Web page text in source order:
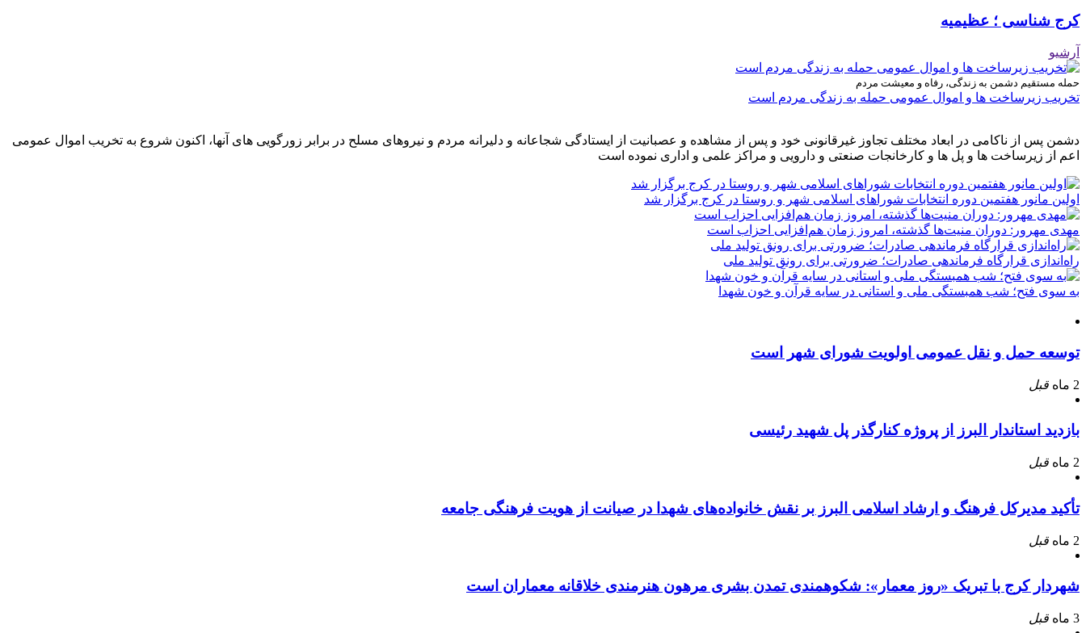
کرج شناسی ؛ عظیمیه
آرشیو
حمله مستقیم دشمن به زندگی، رفاه و معیشت مردم
تخریب زیرساخت ها و اموال عمومی حمله به زندگی مردم است
دشمن پس از ناکامی در ابعاد مختلف تجاوز غیرقانونی خود و پس از مشاهده و عصبانیت از ایستادگی شجاعانه و دلیرانه مردم و نیروهای مسلح در برابر زورگویی های آنها، اکنون شروع به تخریب اموال عمومی
اعم از زیرساخت ها و پل ها و کارخانجات صنعتی و دارویی و مراکز علمی و اداری نموده است
اولین مانور هفتمین دوره انتخابات شوراهای اسلامی شهر و روستا در کرج برگزار شد
مهدی مهرور: دوران منیت‌ها گذشته، امروز زمان هم‌افزایی احزاب است
راه‌اندازی قرارگاه فرماندهی صادرات؛ ضرورتی برای رونق تولید ملی
به سوی فتح؛ شب همبستگی ملی و استانی در سایه قرآن و خون شهدا
توسعه حمل و نقل عمومی اولویت شورای شهر است
2 ماه قبل
بازدید استاندار البرز از پروژه کنارگذر پل شهید رئیسی
2 ماه قبل
تأکید مدیرکل فرهنگ و ارشاد اسلامی البرز بر نقش خانواده‌های شهدا در صیانت از هویت فرهنگی جامعه
2 ماه قبل
شهردار کرج با تبریک «روز معمار»: شکوهمندی تمدن بشری مرهون هنرمندی خلاقانه معماران است
3 ماه قبل